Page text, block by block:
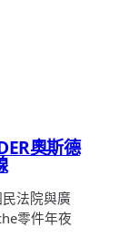
奧斯德
法院與廣
零件年夜